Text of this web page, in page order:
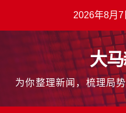
2026年8月7
大
为你整理新闻，梳理局